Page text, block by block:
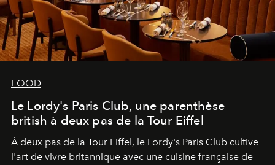
FOOD
Le Lordy's Paris Club, une parenthèse
british à deux pas de la Tour Eiffel
À deux pas de la Tour Eiffel, le Lordy's Paris Club cultive
l'art de vivre britannique avec une cuisine française de